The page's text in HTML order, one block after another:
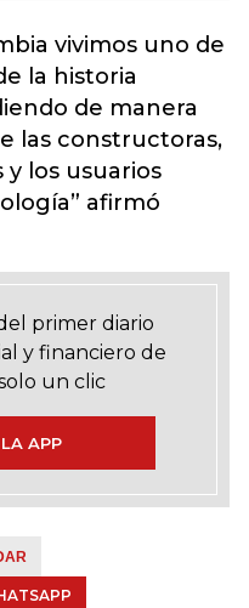
vivimos uno de
la historia
de manera
las constructoras,
y los usuarios
afirmó
primer diario
y financiero de
un clic
APP